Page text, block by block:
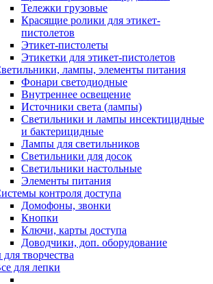
Тележки грузовые
Красящие ролики для этикет-
пистолетов
Этикет-пистолеты
Этикетки для этикет-пистолетов
лампы, элементы питания
Фонари светодиодные
Внутреннее освещение
Источники света (лампы)
Светильники и лампы инсектицидные
и бактерицидные
Лампы для светильников
Светильники для досок
Светильники настольные
Элементы питания
контроля доступа
Домофоны, звонки
Кнопки
Ключи, карты доступа
Доводчики, доп. оборудование
творчества
для лепки